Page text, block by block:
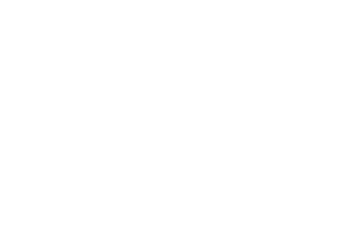
conducere din
decanul Facultății
ore. Totodată,
CNA susține că
studenți pentru a le
și fără susținerea